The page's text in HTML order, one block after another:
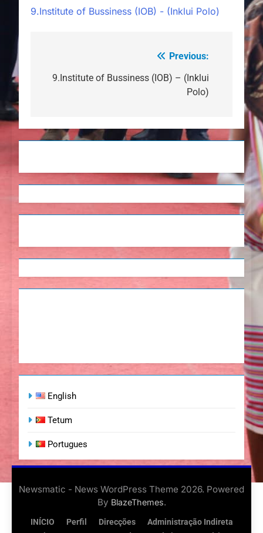
9.Institute of Bussiness (IOB) - (Inklui Polo)
de
Previous:
9.Institute of Bussiness (IOB) – (Inklui
Polo)
English
Tetum
Portugues
Newsmatic - News WordPress Theme 2026. Powered
By BlazeThemes.
INÍCIO Perfil Direcções
Administração Indireta